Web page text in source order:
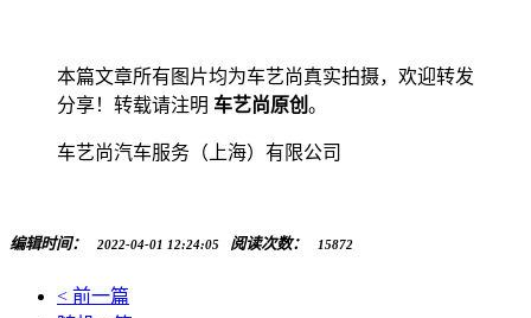
本篇文章所有图片均为车艺尚真实拍摄，欢迎转发
分享！转载请注明 车艺尚原创 。
车艺尚汽车服务（上海）有限公司
编辑时间： 2022-04-01 12:24:05 阅读次数： 15872
< 前一篇